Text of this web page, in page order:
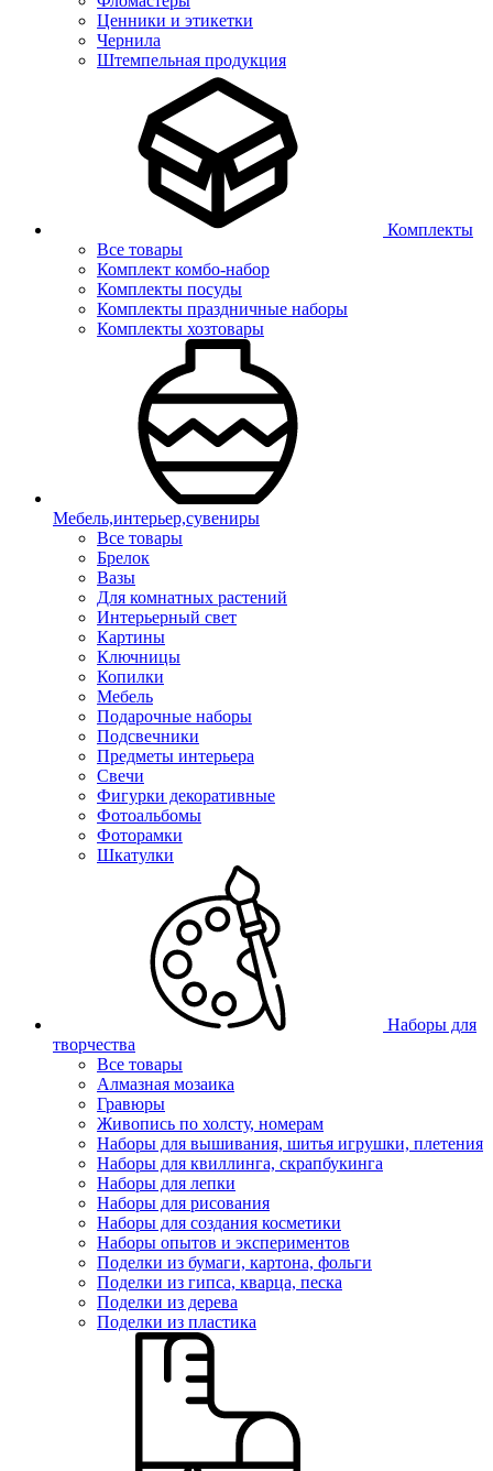
Ценники и этикетки
Чернила
Штемпельная продукция
Комплекты
Все товары
Комплект комбо-набор
Комплекты посуды
Комплекты праздничные наборы
Комплекты хозтовары
Мебель,интерьер,сувениры
Все товары
Брелок
Вазы
Для комнатных растений
Интерьерный свет
Картины
Ключницы
Копилки
Мебель
Подарочные наборы
Подсвечники
Предметы интерьера
Свечи
Фигурки декоративные
Фотоальбомы
Фоторамки
Шкатулки
Наборы для
творчества
Все товары
Алмазная мозаика
Гравюры
Живопись по холсту, номерам
Наборы для вышивания, шитья игрушки, плетения
Наборы для квиллинга, скрапбукинга
Наборы для лепки
Наборы для рисования
Наборы для создания косметики
Наборы опытов и экспериментов
Поделки из бумаги, картона, фольги
Поделки из гипса, кварца, песка
Поделки из дерева
Поделки из пластика